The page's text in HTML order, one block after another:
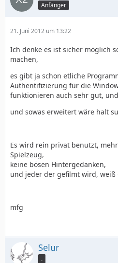
Anfänger
21. Juni 2012 um 13:22
Ich denke es ist sicher möglich
machen,
es gibt ja schon etliche
Authentifizierung für die
funktionieren auch sehr gut,
und sowas erweitert wäre halt
Es wird rein privat benutzt,
Spielzeug,
keine bösen Hintergedanken,
und jeder der gefilmt wird, weiß
mfg
Selur
.